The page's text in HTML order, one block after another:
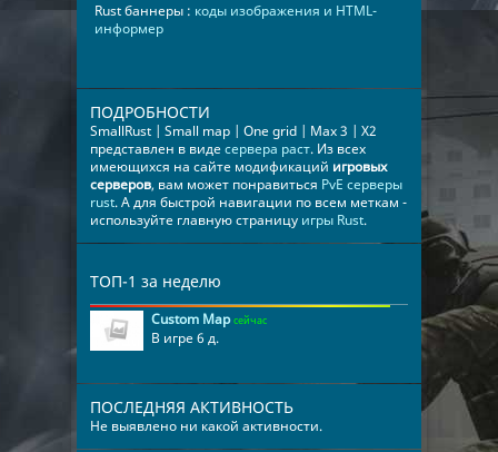
Rust баннеры : коды изображения и HTML-
информер
ПОДРОБНОСТИ
SmallRust | Small map | One grid | Max 3 | X2
представлен в видесервера раст. Из всех
имеющихся на сайте модификаций игровых
серверов, вам может понравиться PvE серверы
rust. А для быстрой навигации по всем меткам -
используйте главную страницу игры Rust.
ТОП-1 за неделю
Custom Map сейчас
В игре 6 д.
ПОСЛЕДНЯЯ АКТИВНОСТЬ
Не выявлено ни какой активности.